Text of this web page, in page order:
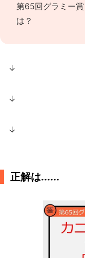
第65回グラミー
は？
↓
↓
↓
正解は......